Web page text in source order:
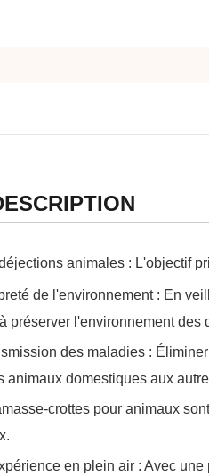
animales : L'objectif
de l'environnement : En
préserver l'environnement
des maladies :
animaux domestiques aux
crottes pour animaux
en plein air : Avec